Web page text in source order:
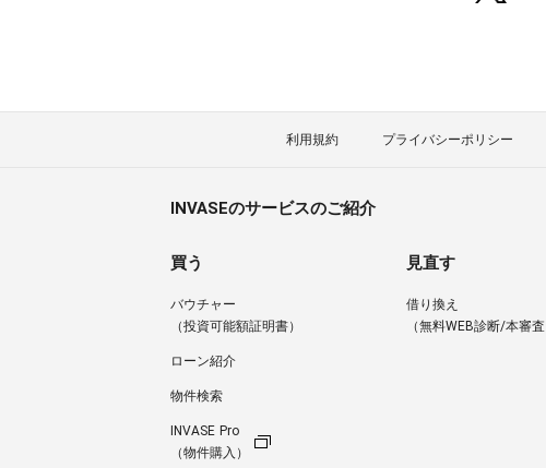
利用規約 プライバシーポリシー
INVASEのサービスのご紹介
買う
バウチャー
（投資可能額証明書）
ローン紹介
物件検索
INVASE Pro
（物件購入）
見直す
借り換え
（無料WEB診断/本審査